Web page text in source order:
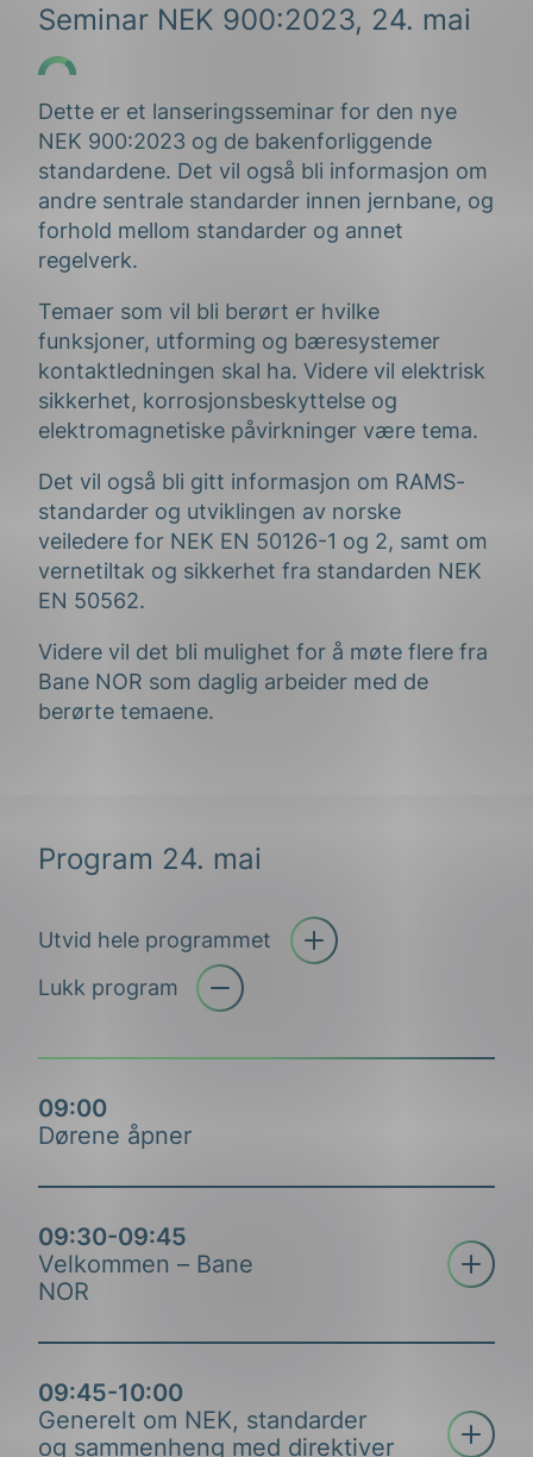
Seminar NEK 900:2023, 24. mai
Dette er et lanseringsseminar for den nye
NEK 900:2023 og de bakenforliggende
standardene. Det vil også bli informasjon om
andre sentrale standarder innen jernbane, og
forhold mellom standarder og annet
regelverk.
Temaer som vil bli berørt er hvilke
funksjoner, utforming og bæresystemer
kontaktledningen skal ha. Videre vil elektrisk
sikkerhet, korrosjonsbeskyttelse og
elektromagnetiske påvirkninger være tema.
Det vil også bli gitt informasjon om RAMS-
standarder og utviklingen av norske
veiledere for NEK EN 50126-1 og 2, samt om
vernetiltak og sikkerhet fra standarden NEK
EN 50562.
Videre vil det bli mulighet for å møte flere fra
Bane NOR som daglig arbeider med de
berørte temaene.
Program 24. mai
Utvid hele programmet
Lukk program
Åpne trekkspill
09:00
Dørene åpner
09:30-09:45
Velkommen – Bane
NOR
Åpne
09:45-10:00
Generelt om NEK, standarder
og sammenheng med direktiver
Åpne